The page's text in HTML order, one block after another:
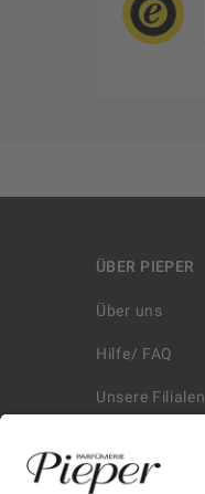
ÜBER PIEPER
Über uns
Hilfe/ FAQ
Unsere Filialen
Historie